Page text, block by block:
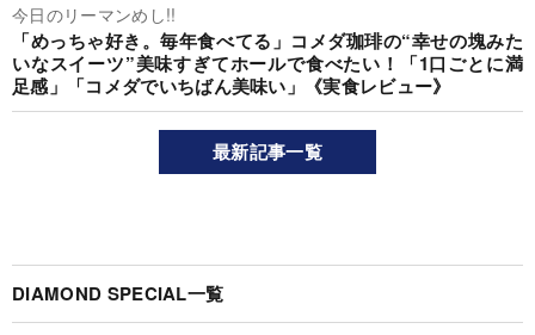
今日のリーマンめし!!
「めっちゃ好き。毎年食べてる」コメダ珈琲の“幸せの塊みた
いなスイーツ”美味すぎてホールで食べたい！「1口ごとに満
足感」「コメダでいちばん美味い」《実食レビュー》
最新記事一覧
DIAMOND SPECIAL一覧